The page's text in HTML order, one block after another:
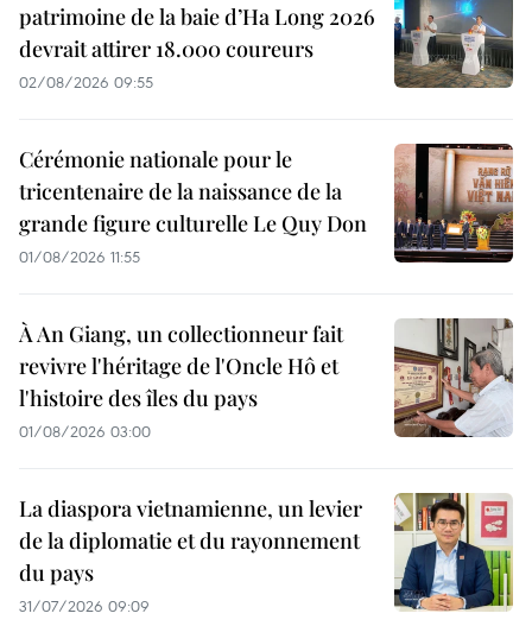
patrimoine de la baie d’Ha Long 2026
devrait attirer 18.000 coureurs
02/08/2026 09:55
Cérémonie nationale pour le
tricentenaire de la naissance de la
grande figure culturelle Le Quy Don
01/08/2026 11:55
À An Giang, un collectionneur fait
revivre l'héritage de l'Oncle Hô et
l'histoire des îles du pays
01/08/2026 03:00
La diaspora vietnamienne, un levier
de la diplomatie et du rayonnement
du pays
31/07/2026 09:09